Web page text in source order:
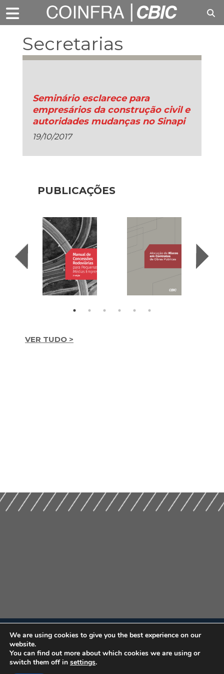
Secretarias
Municipais
Seminário esclarece para
empresários da construção civil e
autoridades mudanças no Sinapi
19/10/2017
PUBLICAÇÕES
VER TUDO >
We are using cookies to give you the best experience on our
website.
You can find out more about which cookies we are using or
switch them off in settings.